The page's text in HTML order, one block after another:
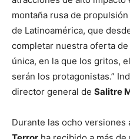
montaña rusa de
de Latinoamérica, que
completar nuestra oferta
única, en la que los gritos,
serán los protagonistas.”
director general de Salitre
Durante las ocho versiones